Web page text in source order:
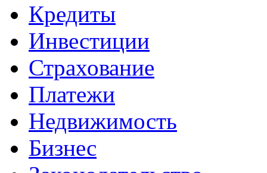
Кредиты
Инвестиции
Страхование
Платежи
Недвижимость
Бизнес